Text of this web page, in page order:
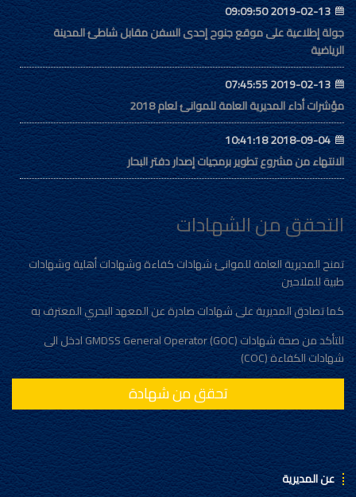
2019-02-13 09:09:50
جولة إطلاعية على موقع جنوح إحدى السفن مقابل شاطئ المدينة
الرياضية
2019-02-13 07:45:55
مؤشرات أداء المديرية العامة للموانئ لعام 2018
2018-09-04 10:41:18
الانتهاء من مشروع تطوير برمجيات إصدار دفتر البحار
التحقق من الشهادات
تمنح المديرية العامة للموانئ شهادات كفاءة وشهادات أهلية وشهادات
طبية للملاحين
كما تصادق المديرية على شهادات صادرة عن المعهد البحري المعترف به
للتأكد من صحة شهادات (GMDSS General Operator (GOC ادخل الى
شهادات الكفاءة (COC)
تحقق من شهادة
عن المديرية